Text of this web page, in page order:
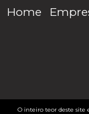
Home
O inteiro teor deste site